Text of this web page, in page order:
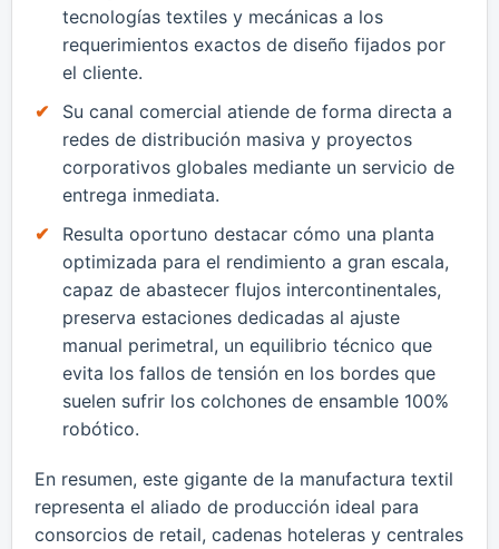
tecnologías textiles y mecánicas a los
requerimientos exactos de diseño fijados por
el cliente.
​Su canal comercial atiende de forma directa a
redes de distribución masiva y proyectos
corporativos globales mediante un servicio de
entrega inmediata.
​Resulta oportuno destacar cómo una planta
optimizada para el rendimiento a gran escala,
capaz de abastecer flujos intercontinentales,
preserva estaciones dedicadas al ajuste
manual perimetral, un equilibrio técnico que
evita los fallos de tensión en los bordes que
suelen sufrir los colchones de ensamble 100%
robótico.
​En resumen, este gigante de la manufactura textil
representa el aliado de producción ideal para
consorcios de retail, cadenas hoteleras y centrales